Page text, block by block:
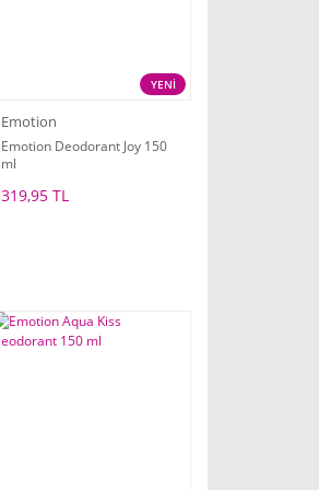
YENİ
Emotion
Emotion Deodorant Joy 150
ml
319,95 TL